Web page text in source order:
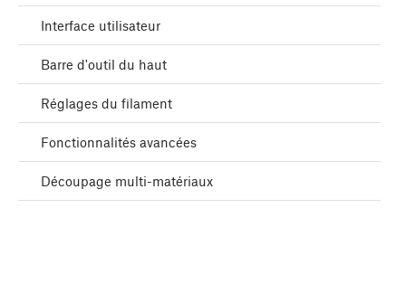
Interface utilisateur
Barre d'outil du haut
Réglages du filament
Fonctionnalités avancées
Découpage multi-matériaux